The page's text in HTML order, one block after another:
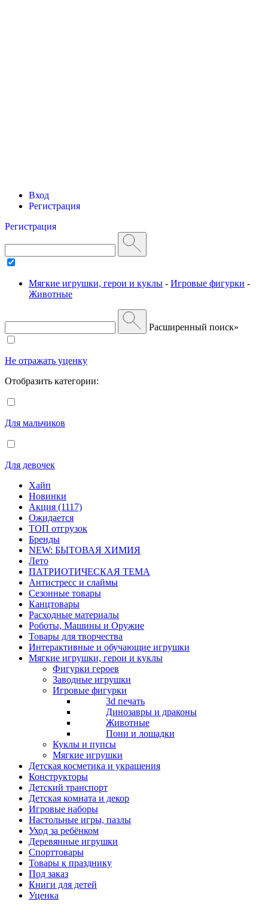
Вход
Регистрация
Регистрация
Мягкие игрушки, герои и куклы - Игровые фигурки -
Животные
Расширенный поиск»
Не отражать уценку
Отобразить категории:
Для мальчиков
Для девочек
Хайп
Новинки
Акция (1117)
Ожидается
ТОП отгрузок
Бренды
NEW: БЫТОВАЯ ХИМИЯ
Лето
ПАТРИОТИЧЕСКАЯ ТЕМА
Антистресс и слаймы
Сезонные товары
Канцтовары
Расходные материалы
Роботы, Машины и Оружие
Товары для творчества
Интерактивные и обучающие игрушки
Мягкие игрушки, герои и куклы
Фигурки героев
Заводные игрушки
Игровые фигурки
3d печать
Динозавры и драконы
Животные
Пони и лошадки
Куклы и пупсы
Мягкие игрушки
Детская косметика и украшения
Конструкторы
Детский транспорт
Детская комната и декор
Игровые наборы
Настольные игры, пазлы
Уход за ребёнком
Деревянные игрушки
Спорттовары
Товары к празднику
Под заказ
Книги для детей
Уценка